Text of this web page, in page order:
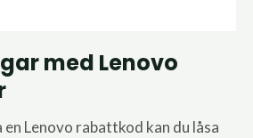
med Lenovo
Lenovo rabattkod kan du låsa